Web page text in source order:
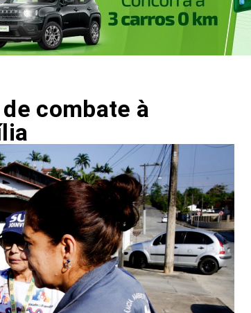
combate à